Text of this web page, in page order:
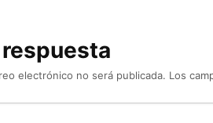
electrónico no será publicada. Los